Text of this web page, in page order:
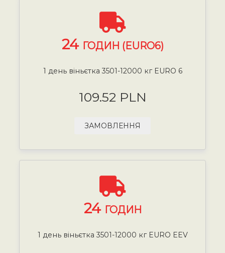
24 ГОДИН (EURO6)
1 день віньєтка 3501-12000 кг EURO 6
109.52 PLN
ЗАМОВЛЕННЯ
24 ГОДИН
1 день віньєтка 3501-12000 кг EURO EEV